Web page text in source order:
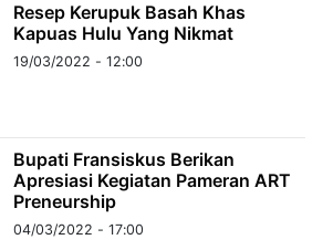
Resep Kerupuk Basah Khas
Kapuas Hulu Yang Nikmat
19/03/2022 - 12:00
Bupati Fransiskus Berikan
Apresiasi Kegiatan Pameran ART
Preneurship
04/03/2022 - 17:00